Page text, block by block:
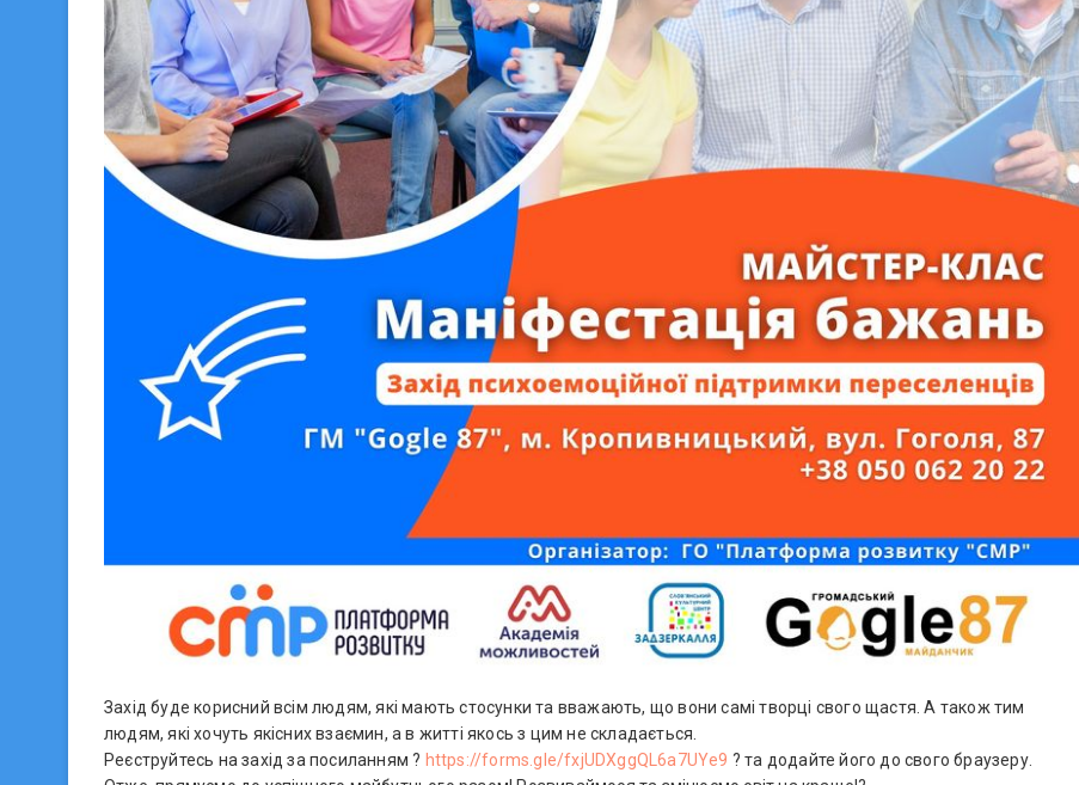
Захід буде корисний всім людям, які мають стосунки та вважають, що вони самі творці свого щастя. А також тим
людям, які хочуть якісних взаємин, а в житті якось з цим не складається.
Реєструйтесь на захід за посиланням ? https://forms.gle/fxjUDXggQL6a7UYe9 ? та додайте його до свого браузеру.